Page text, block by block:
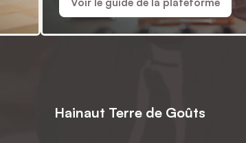
Hainaut Terre de Goûts